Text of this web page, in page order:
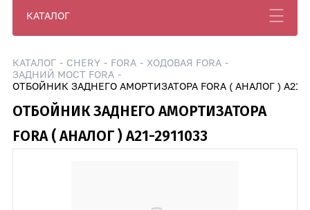
КАТАЛОГ
КАТАЛОГ CHERY FORA
ХОДОВАЯ FORA
ЗАДНИЙ МОСТ FORA
ОТБОЙНИК ЗАДНЕГО АМОРТИЗАТОРА FORA ( АНАЛОГ ) A21-
ОТБОЙНИК ЗАДНЕГО АМОРТИЗАТОРА
FORA ( АНАЛОГ ) A21-2911033